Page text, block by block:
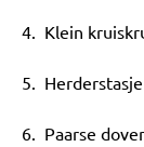
4. Klein
5.
6. Paarse